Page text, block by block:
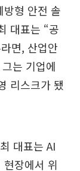
형 안전 솔
대표는 “공
면, 산업안
는 기업에
리스크가 됐
대표는 AI
장에서 위